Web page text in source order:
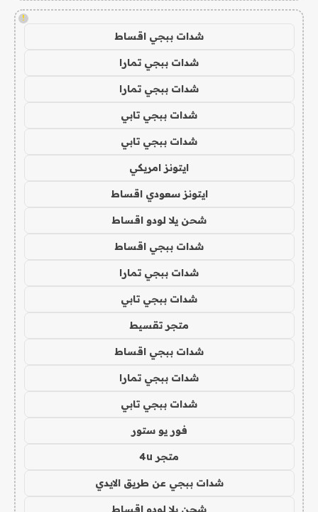
!
شدات ببجي اقساط
شدات ببجي تمارا
شدات ببجي تمارا
شدات ببجي تابي
شدات ببجي تابي
ايتونز امريكي
ايتونز سعودي اقساط
شحن يلا لودو اقساط
شدات ببجي اقساط
شدات ببجي تمارا
شدات ببجي تابي
متجر تقسيط
شدات ببجي اقساط
شدات ببجي تمارا
شدات ببجي تابي
فور يو ستور
متجر 4u
شدات ببجي عن طريق الايدي
شحن يلا لودو اقساط